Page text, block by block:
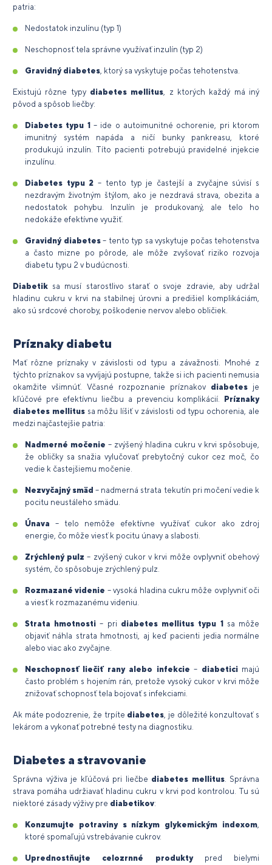
patria:
Nedostatok inzulínu (typ 1)
Neschopnosť tela správne využívať inzulín (typ 2)
Gravidný diabetes, ktorý sa vyskytuje počas tehotenstva.
Existujú rôzne typy diabetes mellitus, z ktorých každý má iný
pôvod a spôsob liečby:
Diabetes typu 1 – ide o autoimunitné ochorenie, pri ktorom
imunitný systém napáda a ničí bunky pankreasu, ktoré
produkujú inzulín. Títo pacienti potrebujú pravidelné injekcie
inzulínu.
Diabetes typu 2 – tento typ je častejší a zvyčajne súvisí s
nezdravým životným štýlom, ako je nezdravá strava, obezita a
nedostatok pohybu. Inzulín je produkovaný, ale telo ho
nedokáže efektívne využiť.
Gravidný diabetes– tento typ sa vyskytuje počas tehotenstva
a často mizne po pôrode, ale môže zvyšovať riziko rozvoja
diabetu typu 2 v budúcnosti.
Diabetik sa musí starostlivo starať o svoje zdravie, aby udržal
hladinu cukru v krvi na stabilnej úrovni a predišiel komplikáciám,
ako sú srdcové choroby, poškodenie nervov alebo obličiek.
Príznaky diabetu
Mať rôzne príznaky v závislosti od typu a závažnosti. Mnohé z
týchto príznakov sa vyvíjajú postupne, takže si ich pacienti nemusia
okamžite všimnúť. Včasné rozpoznanie príznakov diabetes je
kľúčové pre efektívnu liečbu a prevenciu komplikácií.
Príznaky
diabetes mellitussa môžu líšiť v závislosti od typu ochorenia, ale
medzi najčastejšie patria:
Nadmerné močenie – zvýšený hladina cukru v krvi spôsobuje,
že obličky sa snažia vylučovať prebytočný cukor cez moč, čo
vedie k častejšiemu močenie.
Nezvyčajný smäd – nadmerná strata tekutín pri močení vedie k
pocitu neustáleho smädu.
Únava – telo nemôže efektívne využívať cukor ako zdroj
energie, čo môže viesť k pocitu únavy a slabosti.
Zrýchlený pulz – zvýšený cukor v krvi môže ovplyvniť obehový
systém, čo spôsobuje zrýchlený pulz.
Rozmazané videnie – vysoká hladina cukru môže ovplyvniť oči
a viesť k rozmazanému videniu.
Strata hmotnosti – pri diabetes mellitus typu 1
sa môže
objaviť náhla strata hmotnosti, aj keď pacienti jedia normálne
alebo viac ako zvyčajne.
Neschopnosť liečiť rany alebo infekcie – diabeticimajú
často problém s hojením rán, pretože vysoký cukor v krvi môže
znižovať schopnosť tela bojovať s infekciami.
Ak máte podozrenie, že trpíte diabetes, je dôležité konzultovať s
lekárom a vykonať potrebné testy na diagnostiku.
Diabetes a stravovanie
Správna výživa je kľúčová pri liečbe diabetes mellitus. Správna
strava pomáha udržiavať hladinu cukru v krvi pod kontrolou. Tu sú
niektoré zásady výživy pre diabetikov:
Konzumujte potraviny s nízkym glykemickým indexom,
ktoré spomaľujú vstrebávanie cukrov.
Uprednostňujte celozrnné produktypred bielymi